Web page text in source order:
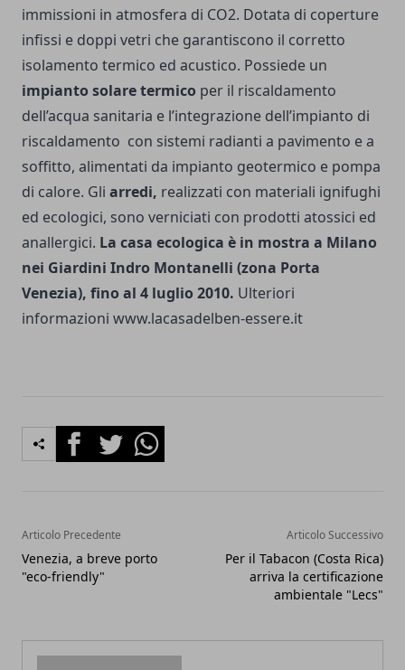
immissioni in atmosfera di CO2. Dotata di coperture
infissi e doppi vetri che garantiscono il corretto
isolamento termico ed acustico. Possiede un
impianto solare termico per il riscaldamento
dell’acqua sanitaria e l’integrazione dell’impianto di
riscaldamento con sistemi radianti a pavimento e a
soffitto, alimentati da impianto geotermico e pompa
di calore. Gli arredi, realizzati con materiali ignifughi
ed ecologici, sono verniciati con prodotti atossici ed
anallergici. La casa ecologica è in mostra a Milano
nei Giardini Indro Montanelli (zona Porta
Venezia), fino al 4 luglio 2010. Ulteriori
informazioni www.lacasadelben-essere.it
FacebookTwitterWhatsapp
Articolo Precedente
Venezia, a breve porto
"eco-friendly"
Articolo Successivo
Per il Tabacon (Costa Rica)
arriva la certificazione
ambientale "Lecs"